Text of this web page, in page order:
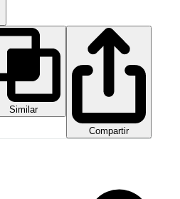
Similar
Compartir